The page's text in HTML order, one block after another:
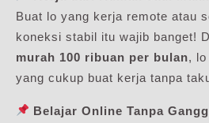
Buat lo yang kerja remote atau
koneksi stabil itu wajib banget!
murah 100 ribuan per bulan,
yang cukup buat kerja tanpa
Belajar Online Tanpa